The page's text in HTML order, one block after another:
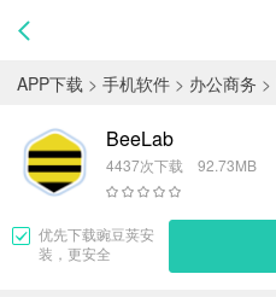
APP下载 > 手机软件 > 办公商务 >
BeeLab
4437次下载 92.73MB
优先下载豌豆荚安
装，更安全